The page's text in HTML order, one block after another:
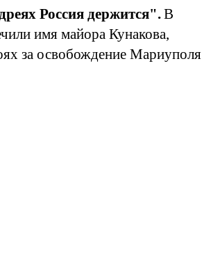
Россия держится".В
имя майора Кунакова,
за освобождение Мариуполя